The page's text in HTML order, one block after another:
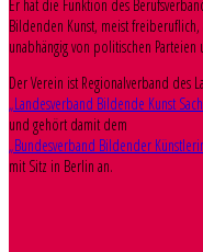
Er hat die Funktion des
Bildenden Kunst, meist
unabhängig von politischen Parteien
Der Verein ist Regionalverband des
„Landesverband Bildende Kunst
und gehört damit dem
„Bundesverband Bildender
mit Sitz in Berlin an.